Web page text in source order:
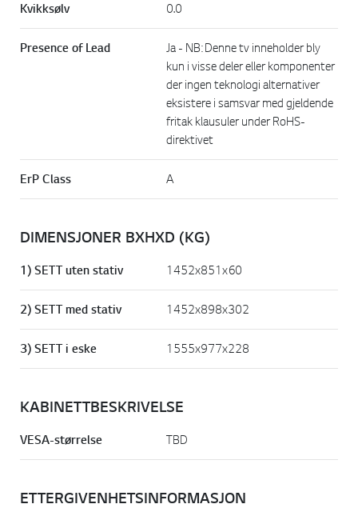
Kvikksølv 0.0
Presence of Lead
Ja - NB: Denne tv inneholder bly
kun i visse deler eller komponenter
der ingen teknologi alternativer
eksistere i samsvar med gjeldende
fritak klausuler under RoHS-
direktivet
ErP Class A
DIMENSJONER BXHXD (KG)
1) SETT uten stativ 1452x851x60
2) SETT med stativ 1452x898x302
3) SETT i eske 1555x977x228
KABINETTBESKRIVELSE
VESA-størrelse TBD
ETTERGIVENHETSINFORMASJON